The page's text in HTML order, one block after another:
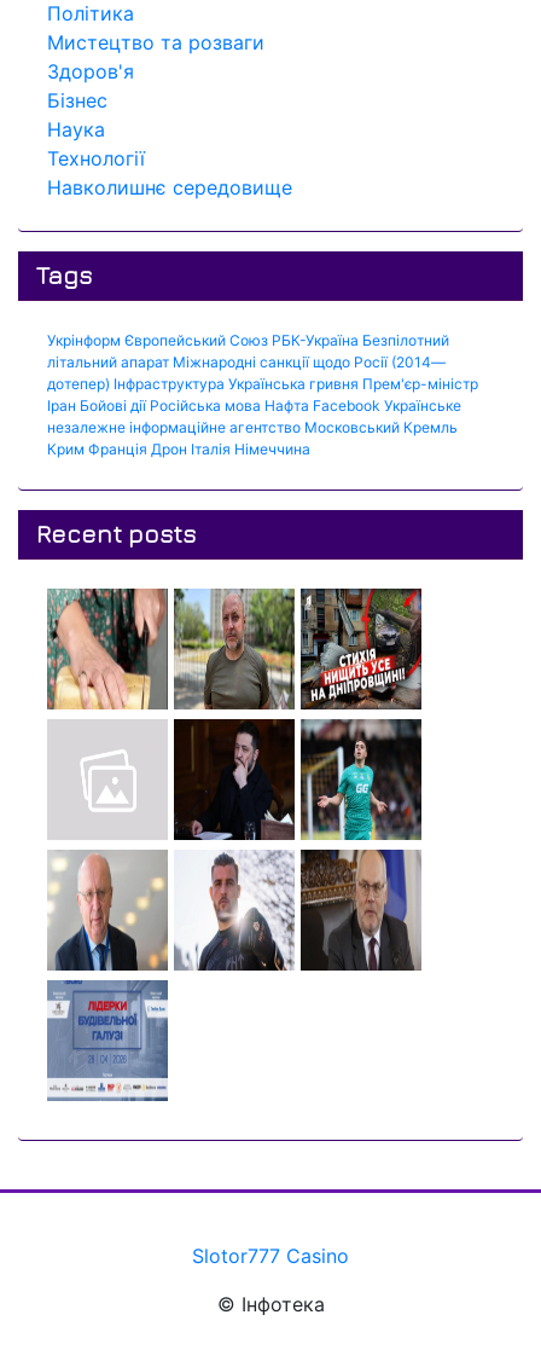
Політика
Мистецтво та розваги
Здоров'я
Бізнес
Наука
Технології
Навколишнє середовище
Tags
Укрінформ Європейський Союз РБК-Україна Безпілотний
літальний апарат Міжнародні санкції щодо Росії (2014—
дотепер) Інфраструктура Українська гривня Прем'єр-міністр
Іран Бойові дії Російська мова Нафта Facebook Українське
незалежне інформаційне агентство Московський Кремль
Крим Франція Дрон Італія Німеччина
Recent posts
Slotor777 Casino
© Інфотека